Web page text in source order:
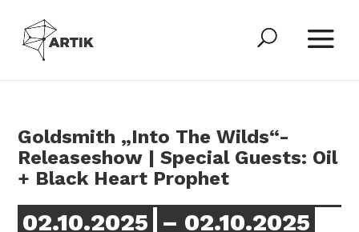
Goldsmith „Into The Wilds“-
Releaseshow | Special Guests: Oil
+ Black Heart Prophet
02.10.2025 – 02.10.2025